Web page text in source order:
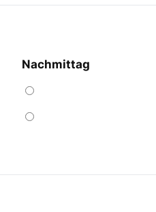
Nachmittag